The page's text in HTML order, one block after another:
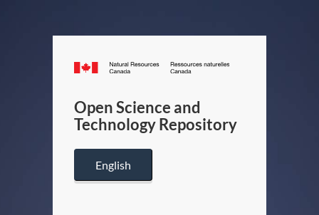
Canada.ca
/
Canada
Open Science and
Technology Repository
English